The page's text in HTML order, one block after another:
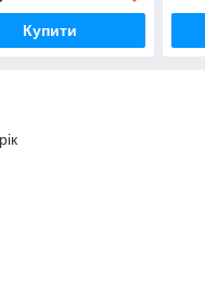
Купити